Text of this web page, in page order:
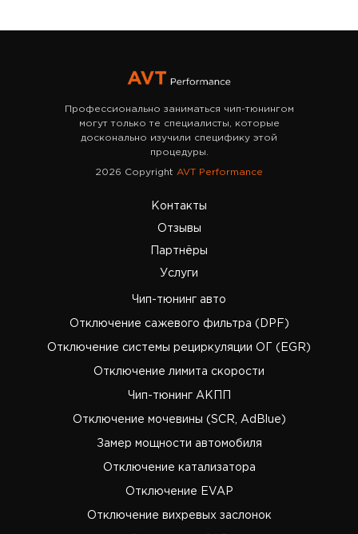
Профессионально заниматься чип-тюнингом
могут только те специалисты, которые
досконально изучили специфику этой
процедуры.
2026 Copyright AVT Performance
Услуги
Чип-тюнинг авто
Отключение сажевого фильтра (DPF)
Отключение системы рециркуляции ОГ (EGR)
Отключение лимита скорости
Чип-тюнинг АКПП
Отключение мочевины (SCR, AdBlue)
Замер мощности автомобиля
Отключение катализатора
Отключение EVAP
Отключение вихревых заслонок
Партнёры
Отзывы
Контакты